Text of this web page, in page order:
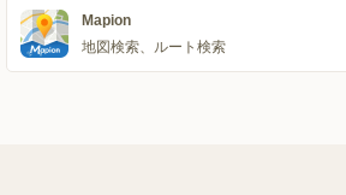
Mapion
地図検索、ルート検索